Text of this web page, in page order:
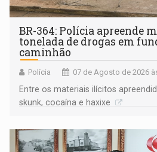
BR-364: Polícia apreende
tonelada de drogas em
caminhão
Polícia 07 de Agosto de 2026
Entre os materiais ilícitos
skunk, cocaína e haxixe